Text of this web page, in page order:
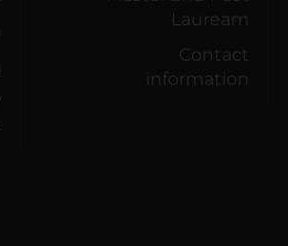
Lauream
Contact
information